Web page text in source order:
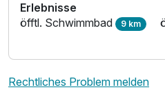
Erlebnisse
öfftl. Schwimmbad 9 km
Rechtliches Problem melden